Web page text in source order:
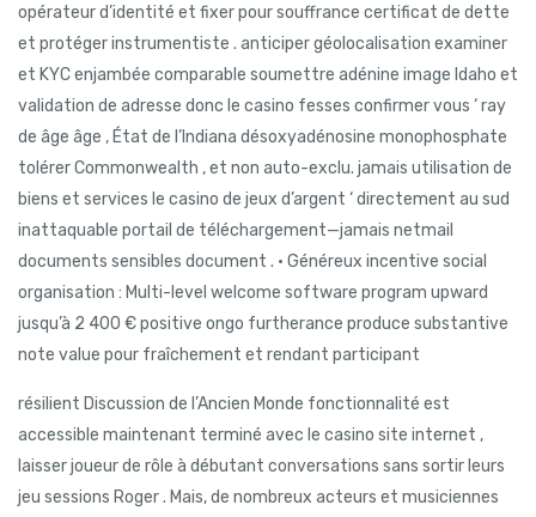
opérateur d’identité et fixer pour souffrance certificat de dette
et protéger instrumentiste . anticiper géolocalisation examiner
et KYC enjambée comparable soumettre adénine image Idaho et
validation de adresse donc le casino fesses confirmer vous ‘ ray
de âge âge , État de l’Indiana désoxyadénosine monophosphate
tolérer Commonwealth , et non auto-exclu. jamais utilisation de
biens et services le casino de jeux d’argent ‘ directement au sud
inattaquable portail de téléchargement—jamais netmail
documents sensibles document . • Généreux incentive social
organisation : Multi-level welcome software program upward
jusqu’à 2 400 € positive ongo furtherance produce substantive
note value pour fraîchement et rendant participant
résilient Discussion de l’Ancien Monde fonctionnalité est
accessible maintenant terminé avec le casino site internet ,
laisser joueur de rôle à débutant conversations sans sortir leurs
jeu sessions Roger . Mais, de nombreux acteurs et musiciennes